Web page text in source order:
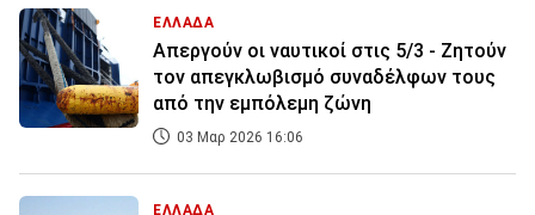
ΕΛΛΑΔΑ
Απεργούν οι ναυτικοί στις 5/3 - Ζητούν
τον απεγκλωβισμό συναδέλφων τους
από την εμπόλεμη ζώνη
03 Μαρ 2026 16:06
ΕΛΛΑΔΑ